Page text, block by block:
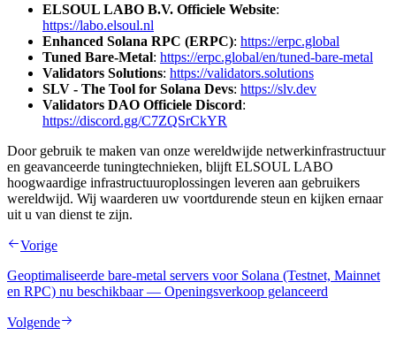
ELSOUL LABO B.V. Officiele Website:
https://labo.elsoul.nl
Enhanced Solana RPC (ERPC): https://erpc.global
Tuned Bare-Metal: https://erpc.global/en/tuned-bare-metal
Validators Solutions: https://validators.solutions
SLV - The Tool for Solana Devs: https://slv.dev
Validators DAO Officiele Discord:
https://discord.gg/C7ZQSrCkYR
Door gebruik te maken van onze wereldwijde netwerkinfrastructuur
en geavanceerde tuningtechnieken, blijft ELSOUL LABO
hoogwaardige infrastructuuroplossingen leveren aan gebruikers
wereldwijd. Wij waarderen uw voortdurende steun en kijken ernaar
uit u van dienst te zijn.
Vorige
Geoptimaliseerde bare-metal servers voor Solana (Testnet, Mainnet
en RPC) nu beschikbaar — Openingsverkoop gelanceerd
Volgende